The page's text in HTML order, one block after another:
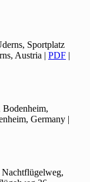
Sportplatz
Austria | PDF |
Germany |